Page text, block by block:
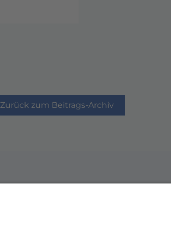
Zurück zum Beitrags-Archiv